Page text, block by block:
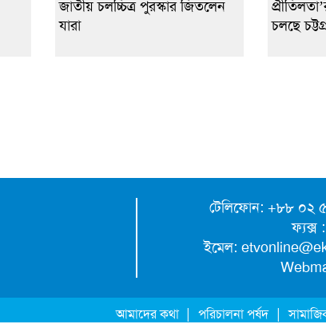
জাতীয় চলচ্চিত্র পুরস্কার জিতলেন
যারা
চলছে
টেলিফোন: +৮৮ ০২
ফ্যক্স :
ইমেল:
আমাদের কথা | পরিচালনা পর্ষদ |